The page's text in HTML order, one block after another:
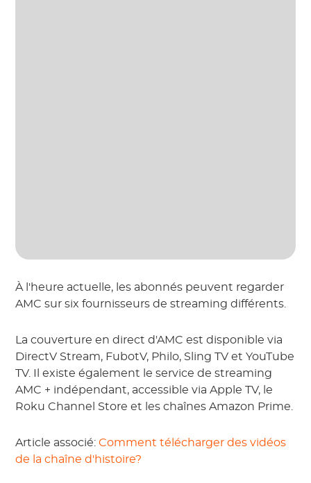
À l'heure actuelle, les abonnés peuvent regarder
AMC sur six fournisseurs de streaming différents.
La couverture en direct d'AMC est disponible via
DirectV Stream, FubotV, Philo, Sling TV et YouTube
TV. Il existe également le service de streaming
AMC + indépendant, accessible via Apple TV, le
Roku Channel Store et les chaînes Amazon Prime.
Article associé:Comment télécharger des vidéos
de la chaîne d'histoire?